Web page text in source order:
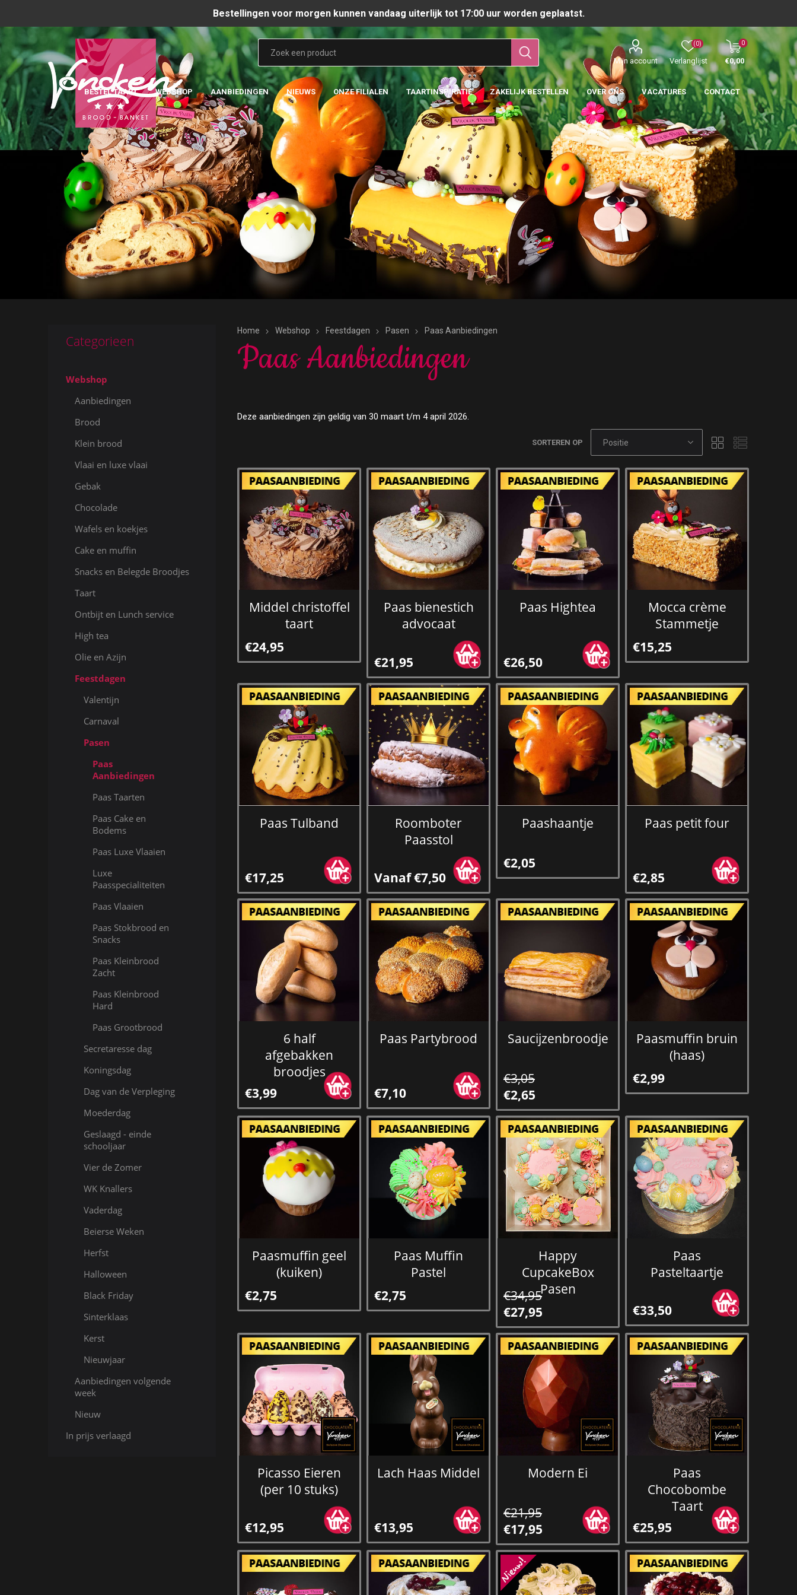
Bestellingen voor morgen kunnen vandaag uiterlijk tot 17:00 uur worden geplaatst.
Mijn account Verlanglijst
(0) 0
€0,00
BESTEL TAART WEBSHOP AANBIEDINGEN NIEUWS ONZE FILIALEN TAARTINSPIRATIE ZAKELIJK BESTELLEN OVER ONS VACATURES CONTACT
Home Webshop Feestdagen Pasen Paas Aanbiedingen
Paas Aanbiedingen
Deze aanbiedingen zijn geldig van 30 maart t/m 4 april 2026.
SORTEREN OP
Middel christoffel
taart
€24,95
Paas bienestich
advocaat
€21,95
Paas Hightea
€26,50
Mocca crème
Stammetje
€15,25
Paas Tulband
€17,25
Roomboter
Paasstol
Vanaf €7,50
Paashaantje
€2,05
Paas petit four
€2,85
6 half
afgebakken
broodjes
€3,99
Paas Partybrood
€7,10
Saucijzenbroodje
€3,05
€2,65
Paasmuffin bruin
(haas)
€2,99
Paasmuffin geel
(kuiken)
€2,75
Paas Muffin
Pastel
€2,75
Happy
CupcakeBox
Pasen
€34,95
€27,95
Paas
Pasteltaartje
€33,50
Picasso Eieren
(per 10 stuks)
€12,95
Lach Haas Middel
€13,95
Modern Ei
€21,95
€17,95
Paas
Chocobombe
Taart
€25,95
Categorieen
Webshop
Aanbiedingen
Brood
Klein brood
Vlaai en luxe vlaai
Gebak
Chocolade
Wafels en koekjes
Cake en muffin
Snacks en Belegde Broodjes
Taart
Ontbijt en Lunch service
High tea
Olie en Azijn
Feestdagen
Valentijn
Carnaval
Pasen
Paas
Aanbiedingen
Paas Taarten
Paas Cake en
Bodems
Paas Luxe Vlaaien
Luxe
Paasspecialiteiten
Paas Vlaaien
Paas Stokbrood en
Snacks
Paas Kleinbrood
Zacht
Paas Kleinbrood
Hard
Paas Grootbrood
Secretaresse dag
Koningsdag
Dag van de Verpleging
Moederdag
Geslaagd - einde
schooljaar
Vier de Zomer
WK Knallers
Vaderdag
Beierse Weken
Herfst
Halloween
Black Friday
Sinterklaas
Kerst
Nieuwjaar
Aanbiedingen volgende
week
Nieuw
In prijs verlaagd